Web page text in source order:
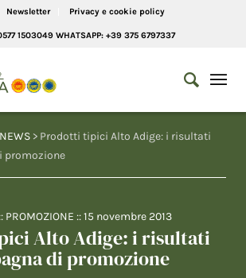
Newsletter Privacy e cookie policy
1503049 WHATSAPP: +39 375 6797337
> Prodotti tipici Alto Adige: i risultati
promozione
:: PROMOZIONE ::15 novembre 2013
Alto Adige: i risultati
di promozione